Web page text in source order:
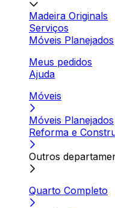
Madeira Originals
Serviços
Móveis Planejados
Meus pedidos
Ajuda
Móveis
Móveis Planejados
Reforma e
Outros
Quarto Completo